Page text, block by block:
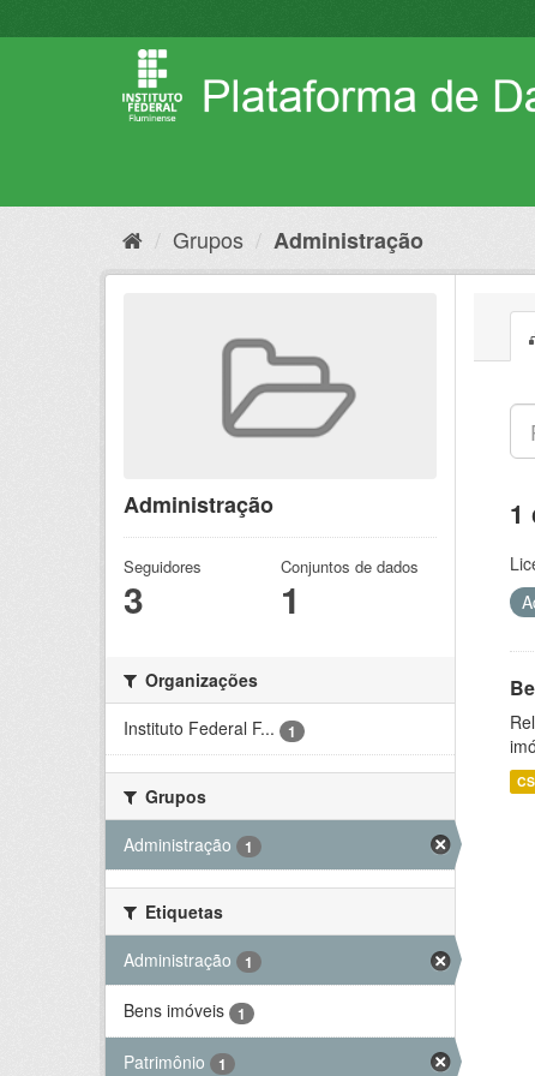
para
Grupos Administração
Administração
Seguidores
3
Conjuntos de dados
1
Organizações
Instituto Federal F...
1
Grupos
Administração
1
Etiquetas
Administração
1
Bens imóveis 1
Patrimônio 1
1